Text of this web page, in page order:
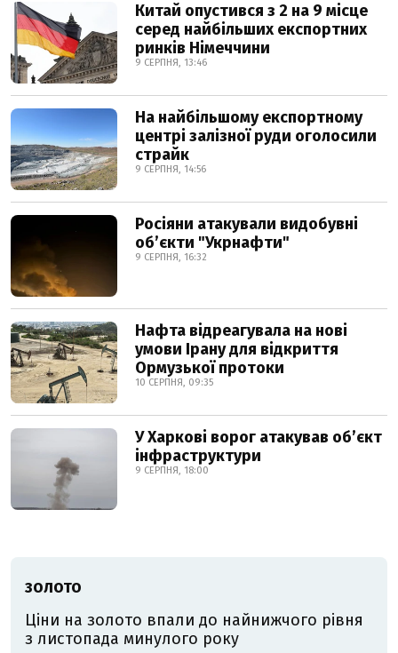
Китай опустився з 2 на 9 місце
серед найбільших експортних
ринків Німеччини
9 СЕРПНЯ, 13:46
На найбільшому експортному
центрі залізної руди оголосили
страйк
9 СЕРПНЯ, 14:56
Росіяни атакували видобувні
обʼєкти "Укрнафти"
9 СЕРПНЯ, 16:32
Нафта відреагувала на нові
умови Ірану для відкриття
Ормузької протоки
10 СЕРПНЯ, 09:35
У Харкові ворог атакував обʼєкт
інфраструктури
9 СЕРПНЯ, 18:00
ЗОЛОТО
Ціни на золото впали до найнижчого рівня
з листопада минулого року